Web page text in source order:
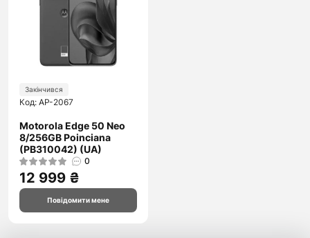
Закінчився
Код: AP-2067
Motorola Edge 50 Neo
8/256GB Poinciana
(PB310042) (UA)
0
12 999 ₴
Повідомити мене